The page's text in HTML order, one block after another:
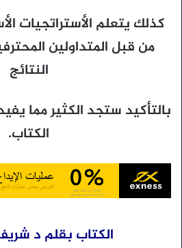
كذلك يتعلم الأستراتجيات
من قبل المتداولين
النتائج
بالتأكيد ستجد الكثير مما
الكتاب.
الكتاب بقلم د